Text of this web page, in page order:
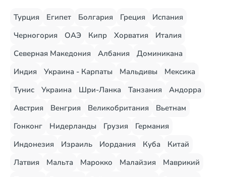
Турция Египет Болгария Греция
Испания
Черногория
ОАЭ Кипр Хорватия
Италия
Северная Македония
Албания
Доминикана
Индия
Украина - Карпаты Мальдивы
Мексика
Тунис
Украина Шри-Ланка Танзания
Андорра
Австрия
Венгрия Великобритания
Вьетнам
Гонконг
Нидерланды Грузия
Германия
Индонезия
Израиль Иордания Куба
Китай
Латвия
Мальта Марокко Малайзия
Маврикий